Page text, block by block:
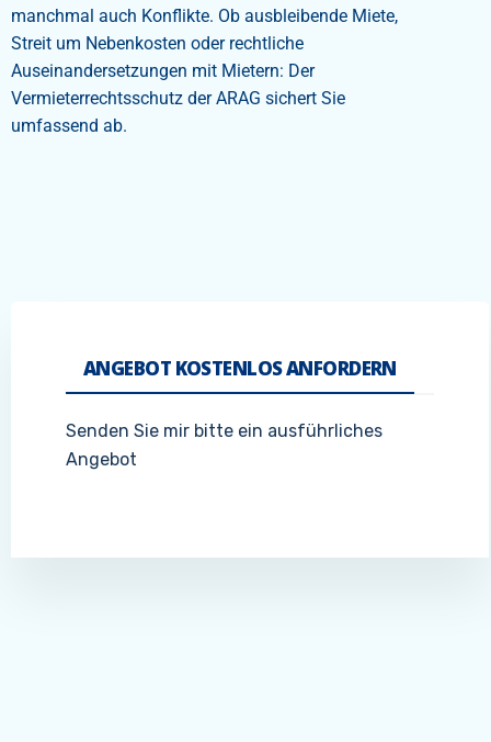
manchmal auch Konflikte. Ob ausbleibende Miete,
Streit um Nebenkosten oder rechtliche
Auseinandersetzungen mit Mietern: Der
Vermieterrechtsschutz der ARAG sichert Sie
umfassend ab.
ANGEBOT KOSTENLOS ANFORDERN
Senden Sie mir bitte ein ausführliches
Angebot